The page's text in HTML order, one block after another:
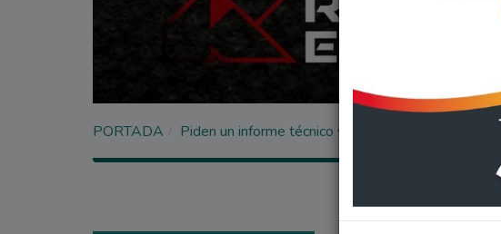
PORTADA Piden un informe técnico y un plan de mitigación